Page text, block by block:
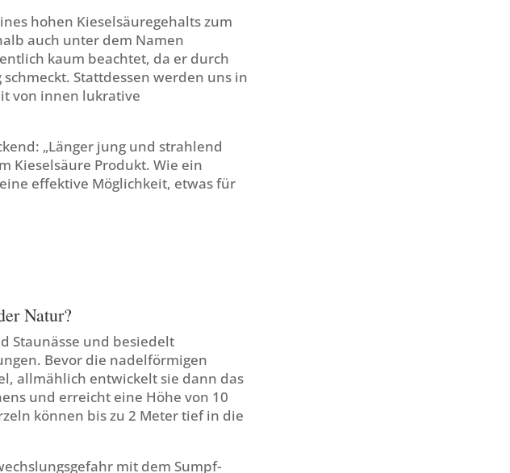
hohen Kieselsäuregehalts zum
auch unter dem Namen
kaum beachtet, da er durch
Stattdessen werden uns in
von innen lukrative
„Länger jung und strahlend
Kieselsäure Produkt. Wie ein
effektive Möglichkeit, etwas für
Natur?
Staunässe und besiedelt
Bevor die nadelförmigen
allmählich entwickelt sie dann das
und erreicht eine Höhe von 10
können bis zu 2 Meter tief in die
mit dem Sumpf-